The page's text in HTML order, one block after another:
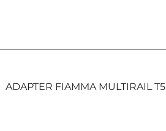
ADAPTER FIAMMA MULTIRAIL T5